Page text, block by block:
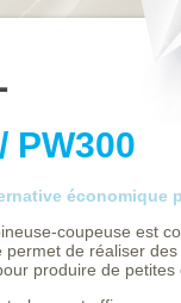
PW300
coupeuse est
permet de réaliser
produire de petites